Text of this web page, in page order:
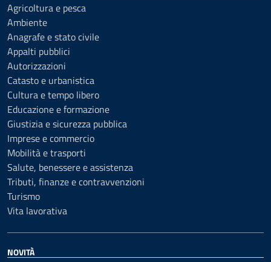
Agricoltura e pesca
Ambiente
Anagrafe e stato civile
Appalti pubblici
Autorizzazioni
Catasto e urbanistica
Cultura e tempo libero
Educazione e formazione
Giustizia e sicurezza pubblica
Imprese e commercio
Mobilità e trasporti
Salute, benessere e assistenza
Tributi, finanze e contravvenzioni
Turismo
Vita lavorativa
NOVITÀ